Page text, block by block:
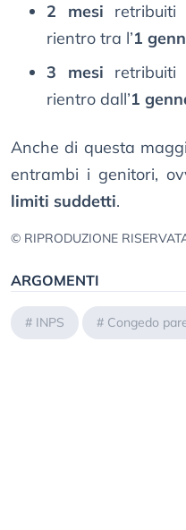
2 mesi
rientro tra l’1
3 mesi
rientro dall’1
Anche di questa
entrambi i genitori,
limiti suddetti.
© RIPRODUZIONE
ARGOMENTI
# INPS # Congedo